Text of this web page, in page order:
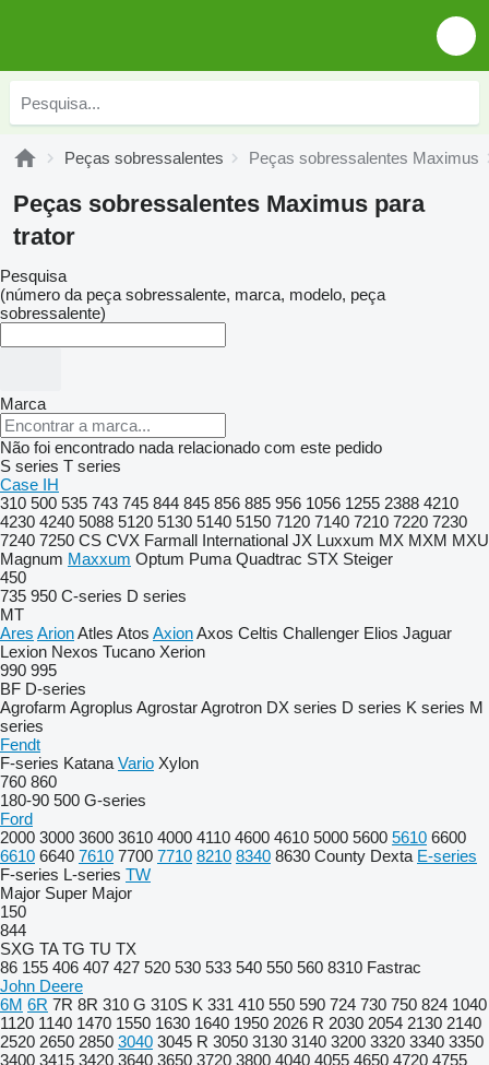
Peças sobressalentes Peças sobressalentes Maximus
Peças sobressalentes Maximus para
trator
Pesquisa
(número da peça sobressalente, marca, modelo, peça
sobressalente)
Marca
Não foi encontrado nada relacionado com este pedido
S series T series
Case IH
310 500 535 743 745 844 845 856 885 956 1056 1255 2388 4210
4230 4240 5088 5120 5130 5140 5150 7120 7140 7210 7220 7230
7240 7250 CS CVX Farmall International JX Luxxum MX MXM MXU
Magnum Maxxum Optum Puma Quadtrac STX Steiger
450
735 950 C-series D series
MT
Ares ArionAtles Atos AxionAxos Celtis Challenger Elios Jaguar
Lexion Nexos Tucano Xerion
990 995
BF D-series
Agrofarm Agroplus AgrostarAgrotron DX series D series K series M
series
Fendt
F-series Katana Vario Xylon
760 860
180-90 500 G-series
Ford
2000 3000 3600 3610 4000 4110 4600 4610 5000 5600 5610 6600
6610 6640 7610 7700 7710 8210 8340 8630 County Dexta E-series
F-series L-series TW
Major Super Major
150
844
SXG TA TG TU TX
86 155 406 407 427 520 530 533 540 550 560 8310 Fastrac
John Deere
6M 6R 7R 8R 310 G 310S K 331 410 550 590 724 730 750 824 1040
1120 1140 1470 1550 1630 1640 1950 2026 R 2030 2054 2130 2140
2520 2650 2850 3040 3045 R 3050 3130 3140 3200 3320 3340 3350
3400 3415 3420 3640 3650 3720 3800 4040 4055 4650 4720 4755